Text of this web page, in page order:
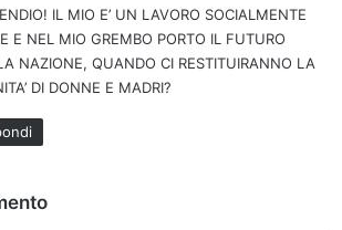
IL MIO E’ UN LAVORO SOCIALMENTE
E NEL MIO GREMBO PORTO IL FUTURO
NAZIONE, QUANDO CI RESTITUIRANNO LA
DI DONNE E MADRI?